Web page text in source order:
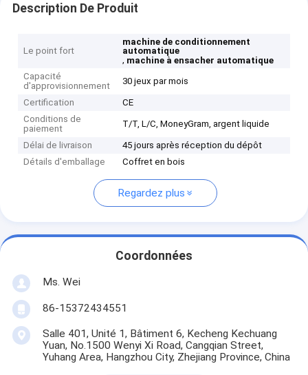
Description De Produit
Le point fort
machine de conditionnement
automatique
, machine à ensacher automatique
Capacité
d'approvisionnement
30 jeux par mois
Certification
CE
Conditions de
paiement
T/T, L/C, MoneyGram, argent liquide
Délai de livraison
45 jours après réception du dépôt
Détails d'emballage
Coffret en bois
Regardez plus
Coordonnées
Ms. Wei
86-15372434551
Salle 401, Unité 1, Bâtiment 6, Kecheng Kechuang
Yuan, No.1500 Wenyi Xi Road, Cangqian Street,
Yuhang Area, Hangzhou City, Zhejiang Province, China